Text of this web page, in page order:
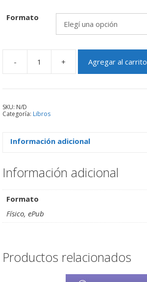
Formato
-
Corazón
dejando
cantidad
+ Agregar al carrito
SKU: N/D
Categoría: Libros
Información adicional
Información adicional
Formato
Físico, ePub
Productos relacionados